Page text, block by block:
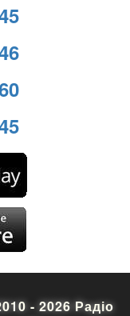
- 2026 Радіо